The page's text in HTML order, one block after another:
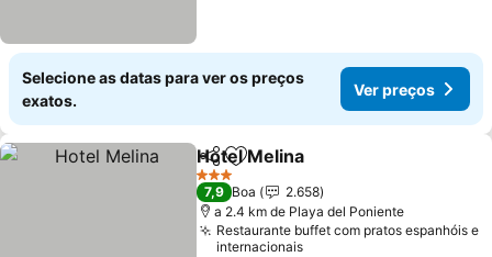
Selecione as datas para ver os preços
exatos.
Ver preços
PartilharAdicionar aos favoritos
Hotel Melina
3 Estrelas
7,9 Boa
2.658
a 2.4 km de Playa del Poniente
Restaurante buffet com pratos espanhóis e
internacionais